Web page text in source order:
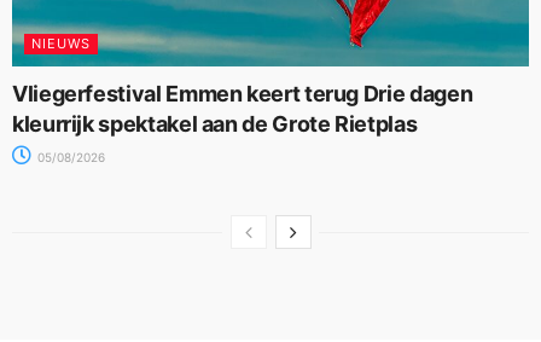
NIEUWS
Vliegerfestival Emmen keert terug Drie dagen
kleurrijk spektakel aan de Grote Rietplas
05/08/2026